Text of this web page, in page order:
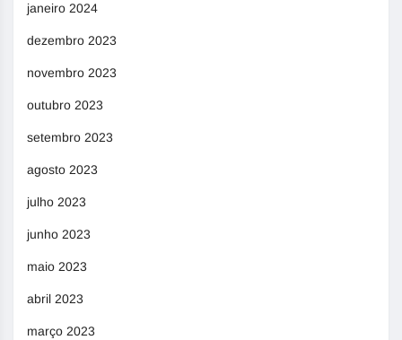
janeiro 2024
dezembro 2023
novembro 2023
outubro 2023
setembro 2023
agosto 2023
julho 2023
junho 2023
maio 2023
abril 2023
março 2023